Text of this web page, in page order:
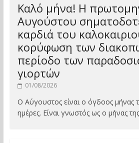
Καλό μήνα! Η
Αυγούστου
καρδιά του
κορύφωση των
περίοδο των
γιορτών
01/08/2026
Ο Αύγουστος είναι ο όγδοος μήνας
ημέρες. Είναι γνωστός ως ο μήνας